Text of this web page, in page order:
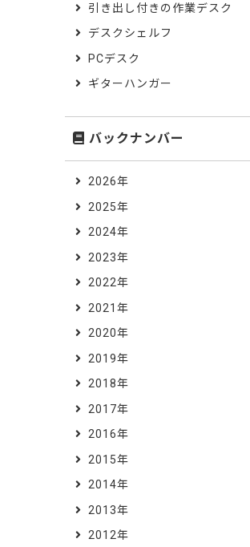
引き出し付きの作業デスク
デスクシェルフ
PCデスク
ギターハンガー
バックナンバー
2026年
2025年
2024年
2023年
2022年
2021年
2020年
2019年
2018年
2017年
2016年
2015年
2014年
2013年
2012年